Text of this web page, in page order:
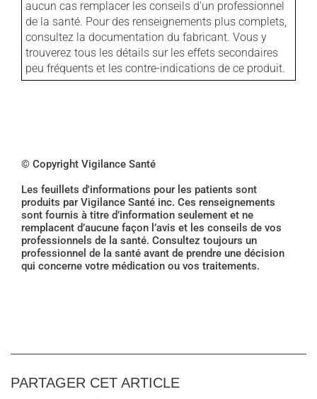
aucun cas remplacer les conseils d'un professionnel
de la santé. Pour des renseignements plus complets,
consultez la documentation du fabricant. Vous y
trouverez tous les détails sur les effets secondaires
peu fréquents et les contre-indications de ce produit.
© Copyright Vigilance Santé
Les feuillets d'informations pour les patients sont
produits par Vigilance Santé inc. Ces renseignements
sont fournis à titre d’information seulement et ne
remplacent d’aucune façon l’avis et les conseils de vos
professionnels de la santé. Consultez toujours un
professionnel de la santé avant de prendre une décision
qui concerne votre médication ou vos traitements.
PARTAGER CET ARTICLE